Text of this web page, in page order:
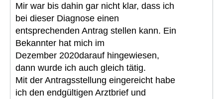
Mir war bis dahin gar nicht klar, dass ich
bei dieser Diagnose einen
entsprechenden Antrag stellen kann. Ein
Bekannter hat mich im
Dezember 2020darauf hingewiesen,
dann wurde ich auch gleich tätig.
Mit der Antragsstellung eingereicht habe
ich den endgültigen Arztbrief und